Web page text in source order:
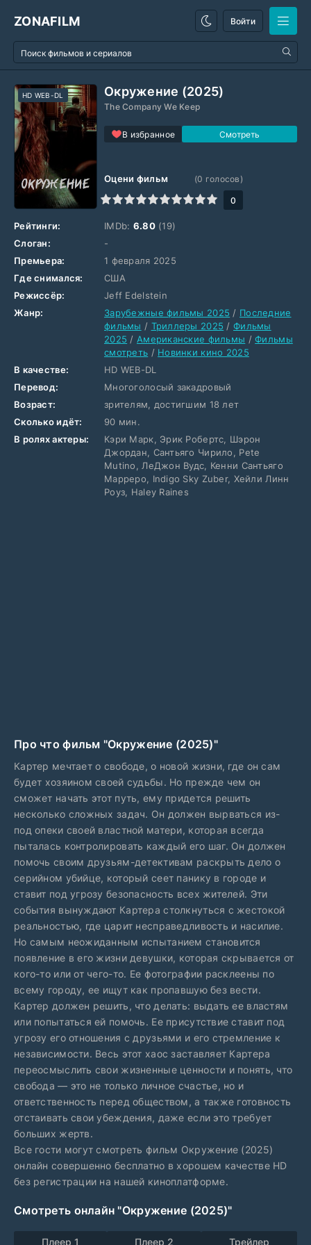
ZONAFILM Войти
Окружение (2025)
The Company We Keep
В избранное
HD WEB-DL
Оцени фильм
2 3 4 7 8 9 10
(0 голосов)
0
Рейтинги: IMDb: 6.80(19)
Слоган:
-
Премьера:
1 февраля 2025
Где снимался:
США
Режиссёр:
Jeff Edelstein
Жанр:
Зарубежные фильмы 2025 / Последние
фильмы / Триллеры 2025 /Фильмы
2025 / Американские фильмы /Фильмы
смотреть / Новинки кино 2025
В качестве:
HD WEB-DL
Перевод:
Многоголосый закадровый
Возраст:
зрителям, достигшим 18 лет
Сколько идёт:
90 мин.
В ролях актеры:
Кэри Марк, Эрик Робертс, Шэрон
Джордан, Сантьяго Чирило, Pete
Mutino, ЛеДжон Вудс, Кенни Сантьяго
Марреро, Indigo Sky Zuber, Хейли Линн
Роуз, Haley Raines
Про что фильм "Окружение (2025)"
Картер мечтает о свободе, о новой жизни, где он сам
будет хозяином своей судьбы. Но прежде чем он
сможет начать этот путь, ему придется решить
несколько сложных задач. Он должен вырваться из-
под опеки своей властной матери, которая всегда
пыталась контролировать каждый его шаг. Он должен
помочь своим друзьям-детективам раскрыть дело о
серийном убийце, который сеет панику в городе и
ставит под угрозу безопасность всех жителей. Эти
события вынуждают Картера столкнуться с жестокой
реальностью, где царит несправедливость и насилие.
Но самым неожиданным испытанием становится
появление в его жизни девушки, которая скрывается от
кого-то или от чего-то. Ее фотографии расклеены по
всему городу, ее ищут как пропавшую без вести.
Картер должен решить, что делать: выдать ее властям
или попытаться ей помочь. Ее присутствие ставит под
угрозу его отношения с друзьями и его стремление к
независимости. Весь этот хаос заставляет Картера
переосмыслить свои жизненные ценности и понять, что
свобода — это не только личное счастье, но и
ответственность перед обществом, а также готовность
отстаивать свои убеждения, даже если это требует
больших жертв.
Все гости могут смотреть фильм Окружение (2025)
онлайн совершенно бесплатно в хорошем качестве HD
без регистрации на нашей киноплатформе.
Смотреть онлайн "Окружение (2025)"
Плеер 1 Плеер 2 Трейлер